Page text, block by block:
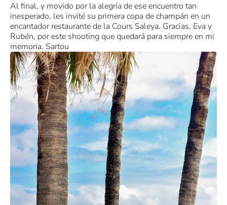
Al final, y movido por la alegría de ese encuentro tan
inesperado, les invité su primera copa de champán en un
encantador restaurante de la Cours Saleya. Gracias, Eva y
Rubén, por este shooting que quedará para siempre en mi
memoria. Sartou